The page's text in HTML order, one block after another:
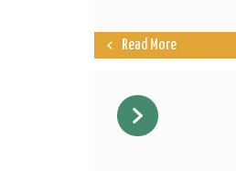
Read More